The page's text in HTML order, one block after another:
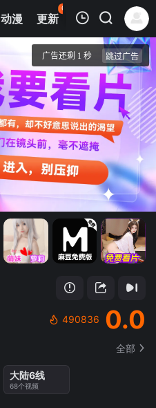
动漫 更新
69
热榜 APP
第01集
490836 0.0
全部
大陆6线
68个视频